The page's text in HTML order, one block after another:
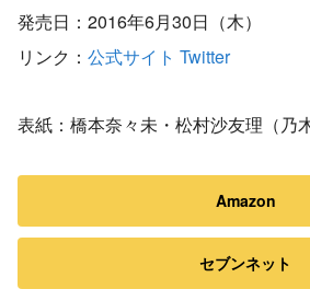
発売日：2016年6月30日（木）
リンク： 公式サイト Twitter
表紙：橋本奈々未・松村沙友理（乃
Amazon
セブンネット